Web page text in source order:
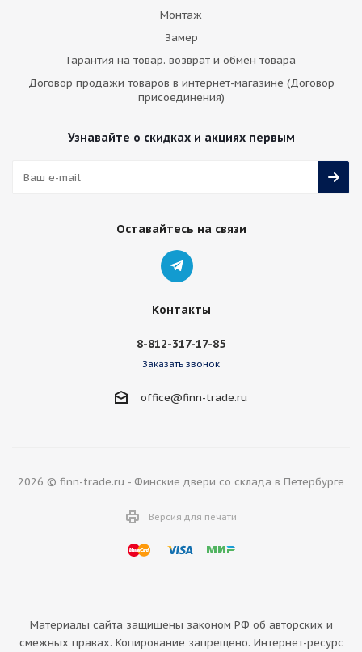
Монтаж
Замер
Гарантия на товар. возврат и обмен товара
Договор продажи товаров в интернет-магазине (Договор
присоединения)
Узнавайте о скидках и акциях первым
Оставайтесь на связи
Контакты
8-812-317-17-85
Заказать звонок
office@finn-trade.ru
2026 © finn-trade.ru - Финские двери со склада в Петербурге
Версия для печати
Материалы сайта защищены законом РФ об авторских и
смежных правах. Копирование запрещено. Интернет-ресурс